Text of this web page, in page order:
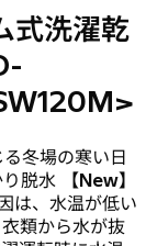
式洗濯乾
冬場の寒い日
脱水
【New】
は、水温が低い
類から水が抜